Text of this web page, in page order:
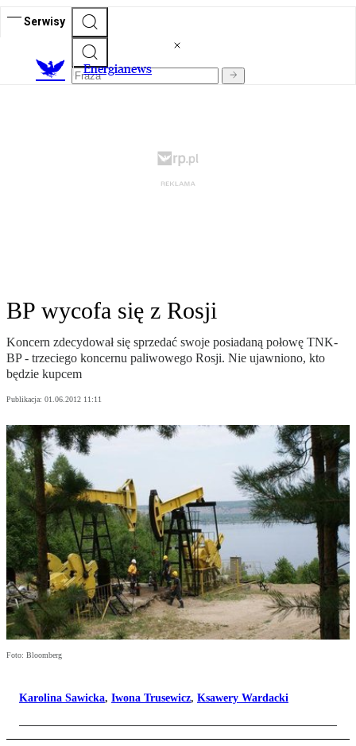
Serwisy
Energianews
BP wycofa się z Rosji
Koncern zdecydował się sprzedać swoje posiadaną połowę TNK-
BP - trzeciego koncernu paliwowego Rosji. Nie ujawniono, kto
będzie kupcem
Publikacja: 01.06.2012 11:11
Foto: Bloomberg
Karolina Sawicka, Iwona Trusewicz, Ksawery Wardacki